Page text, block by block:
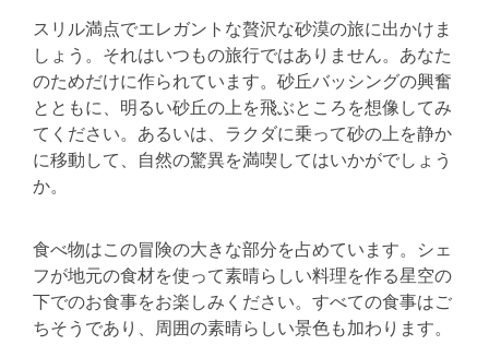
スリル満点でエレガントな贅沢な砂漠の旅に出かけま
しょう。それはいつもの旅行ではありません。あなた
のためだけに作られています。砂丘バッシングの興奮
とともに、明るい砂丘の上を飛ぶところを想像してみ
てください。あるいは、ラクダに乗って砂の上を静か
に移動して、自然の驚異を満喫してはいかがでしょう
か。
食べ物はこの冒険の大きな部分を占めています。シェ
フが地元の食材を使って素晴らしい料理を作る星空の
下でのお食事をお楽しみください。すべての食事はご
ちそうであり、周囲の素晴らしい景色も加わります。